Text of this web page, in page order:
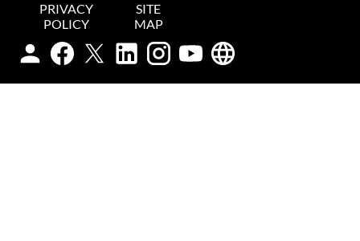
PRIVACY
POLICY
SITE
MAP